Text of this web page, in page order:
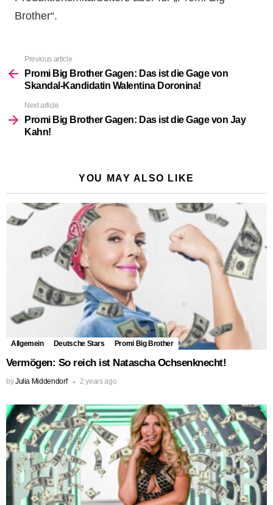
Brother“.
more
Previous article
Promi Big Brother Gagen: Das ist die Gage von
Skandal-Kandidatin Walentina Doronina!
Next article
Promi Big Brother Gagen: Das ist die Gage von Jay
Kahn!
YOU MAY ALSO LIKE
Allgemein Deutsche Stars Promi Big Brother
Vermögen: So reich ist Natascha Ochsenknecht!
byJulia Middendorf 2 years ago